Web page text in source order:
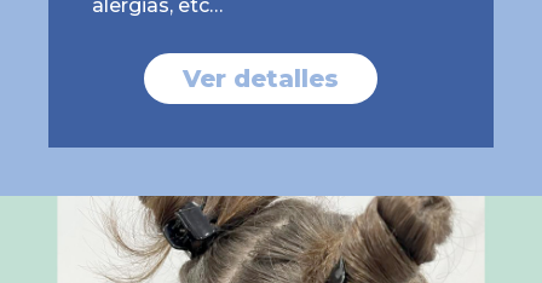
alergias, etc…
Ver detalles